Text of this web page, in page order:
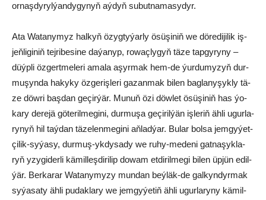
ornaşdyrylýandygynyň aýdyň subutnamasydyr.
Ata Wa­ta­ny­myz hal­kyň özyg­ty­ýar­ly ösü­şi­niň we dö­re­di­ji­lik iş­
jeň­li­gi­niň tej­ri­be­si­ne da­ýa­nyp, ro­waç­ly­gyň tä­ze tap­gy­ry­ny –
düýp­li öz­gert­me­le­ri ama­la aşyr­mak hem-de ýur­du­my­zyň dur­
mu­şyn­da ha­ky­ky öz­ge­riş­le­ri ga­zan­mak bi­len bag­la­ny­şyk­ly tä­
ze döw­ri baş­dan ge­çir­ýär. Mu­nuň özi döw­let ösü­şi­niň has ýo­
ka­ry de­re­jä gö­te­ril­me­gi­ni, dur­mu­şa ge­çi­ril­ýän iş­le­riň äh­li ugur­la­
ry­nyň hil taý­dan tä­ze­len­me­gi­ni aň­lad­ýar. Bu­lar bol­sa jem­gy­ýet­
çi­lik-sy­ýa­sy, dur­muş-yk­dy­sa­dy we ru­hy-me­de­ni gat­na­şyk­la­
ryň yzy­gi­der­li kä­mil­leş­di­ri­lip do­wam et­di­ril­me­gi bi­len üp­jün edil­
ýär. Ber­ka­rar Wa­ta­ny­my­zy mun­dan beý­läk-de gal­kyn­dyr­mak
sy­ýa­sa­ty äh­li pu­dak­la­ry we jem­gy­ýe­tiň äh­li ugur­la­ry­ny kä­mil­